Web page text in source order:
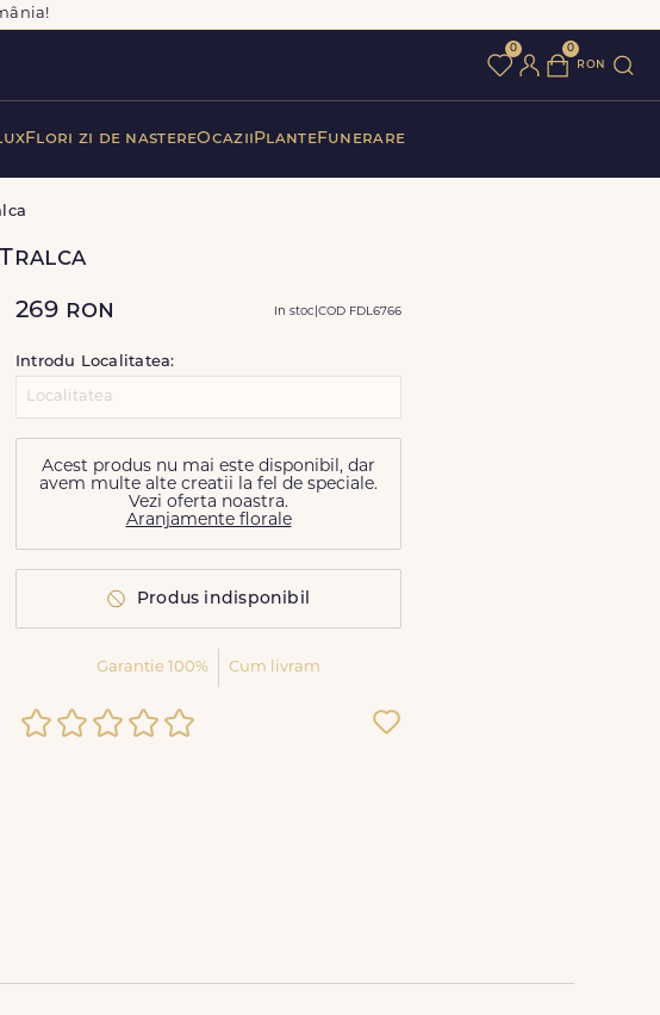
0 0
ron
Flori zi de nastereOcazii PlanteFunerare
269 ron In stoc COD FDL6766
Introdu Localitatea:
Acest produs nu mai este disponibil, dar
avem multe alte creatii la fel de speciale.
Vezi oferta noastra.
Aranjamente florale
Produs indisponibil
Garantie 100% Cum livram